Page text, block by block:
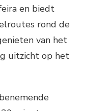
en biedt
rond de
van het
uitzicht op het